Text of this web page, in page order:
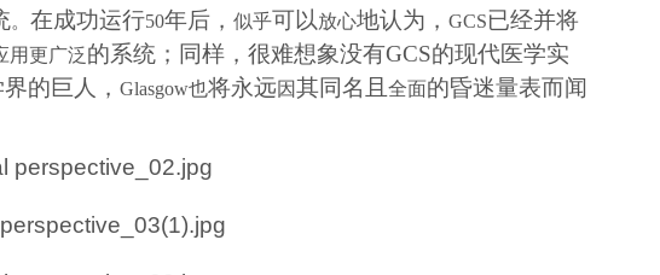
。 在成功运行50年后， 似乎可以放心地认为， GCS已经并将
用更广泛的系统；同样，很难想象没有GCS的现代医学实
的巨人， Glasgow也将永远因其同名且 全面的昏迷量表而闻